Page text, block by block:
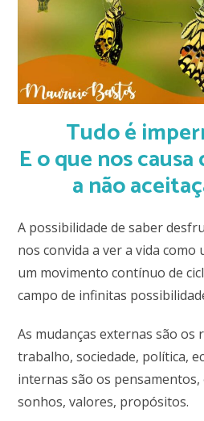
Tudo é
E o que nos
anão
A possibilidade de saber
nos convida a ver a vida como
um movimento contínuo de
campo de infinitas
As mudanças externas são os
trabalho, sociedade, política,
internas são os pensamentos,
sonhos, valores, propósitos.